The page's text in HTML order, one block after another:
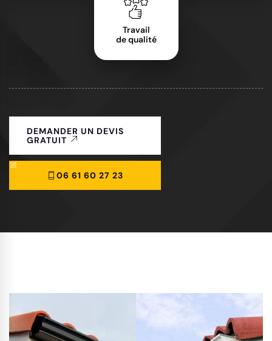
Travail
de qualité
DEMANDER UN DEVIS
GRATUIT
06 61 60 27 23